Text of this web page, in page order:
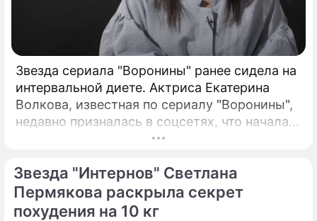
Звезда сериала "Воронины" ранее сидела на
интервальной диете. Актриса Екатерина
Волкова, известная по сериалу "Воронины",
недавно призналась в соцсетях, что начала
заедать стресс из-за трагического события
Звезда "Интернов" Светлана
Пермякова раскрыла секрет
похудения на 10 кг